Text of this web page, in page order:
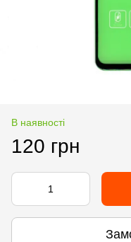
В наявності
120 грн